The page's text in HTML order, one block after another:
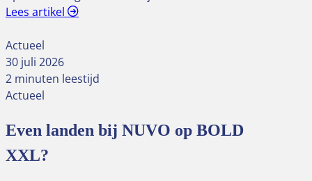
Lees artikel
Actueel
30 juli 2026
2 minuten leestijd
Actueel
Even landen bij NUVO op BOLD
XXL?